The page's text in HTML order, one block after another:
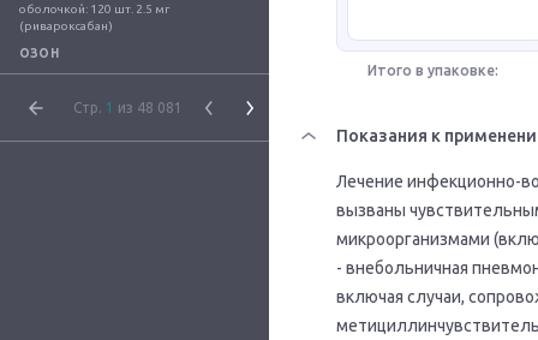
оболочкой: 120 шт. 2.5 мг
(ривароксабан)
ОЗОН
Стр. 1 из 48 081
Итого в упаковке:
Показания к
Лечение инфекционно-
вызваны
микроорганизмами
- внебольничная
включая случаи,